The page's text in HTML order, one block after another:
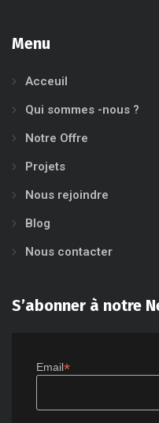
Menu
Acceuil
Qui sommes -nous ?
Notre Offre
Projets
Nous rejoindre
Blog
Nous contacter
S’abonner à notre
Email*